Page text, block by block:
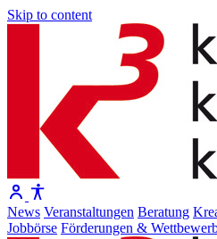
Skip to content
News Veranstaltungen Beratung
Jobbörse Förderungen &